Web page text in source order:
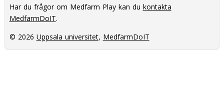
Har du frågor om Medfarm Play kan du kontakta
MedfarmDoIT.
© 2026 Uppsala universitet, MedfarmDoIT